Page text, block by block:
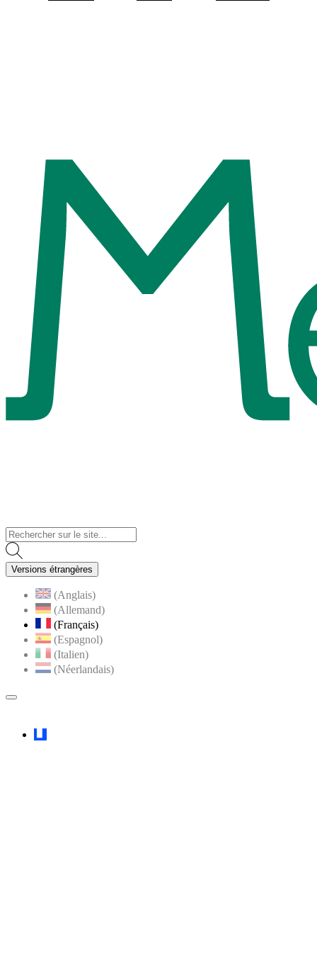
Visiter la page accueil du site de Menucourt
Versions étrangères
(Anglais)
(Allemand)
(Français)
(Espagnol)
(Italien)
(Néerlandais)
MENU